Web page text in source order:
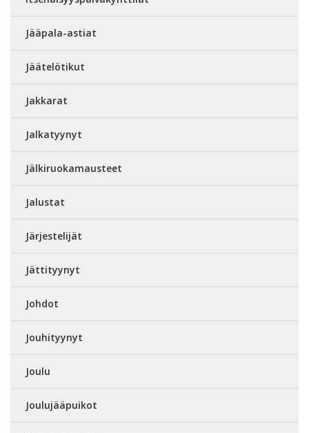
Jääpala-astiat
Jäätelötikut
Jakkarat
Jalkatyynyt
Jälkiruokamausteet
Jalustat
Järjestelijät
Jättityynyt
Johdot
Jouhityynyt
Joulu
Joulujääpuikot